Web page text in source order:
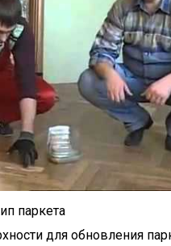
паркета
для обновления